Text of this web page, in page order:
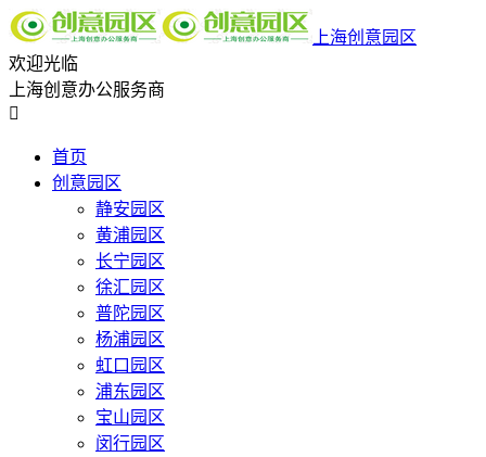
上海创意园区
欢迎光临
上海创意办公服务商

首页
创意园区
静安园区
黄浦园区
长宁园区
徐汇园区
普陀园区
杨浦园区
虹口园区
浦东园区
宝山园区
闵行园区